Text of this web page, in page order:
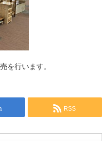
を行います。
RSS